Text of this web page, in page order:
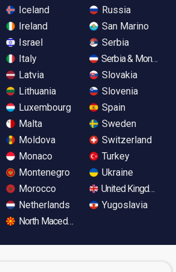
Iceland
Ireland
Israel
Italy
Latvia
Lithuania
Luxembourg
Malta
Moldova
Monaco
Montenegro
Morocco
Netherlands
North Macedonia
Russia
San Marino
Serbia
Serbia &
Slovakia
Slovenia
Spain
Sweden
Switzerland
Turkey
Ukraine
United Kingdom
Yugoslavia